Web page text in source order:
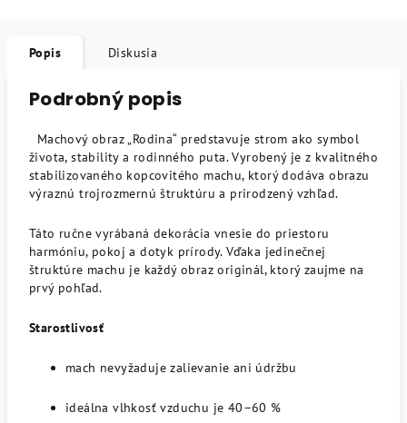
Popis Diskusia
Podrobný popis
Machový obraz „Rodina“ predstavuje strom ako symbol
života, stability a rodinného puta. Vyrobený je z kvalitného
stabilizovaného kopcovitého machu, ktorý dodáva obrazu
výraznú trojrozmernú štruktúru a prirodzený vzhľad.
Táto ručne vyrábaná dekorácia vnesie do priestoru
harmóniu, pokoj a dotyk prírody. Vďaka jedinečnej
štruktúre machu je každý obraz originál, ktorý zaujme na
prvý pohľad.
Starostlivosť
mach nevyžaduje zalievanie ani údržbu
ideálna vlhkosť vzduchu je 40–60 %